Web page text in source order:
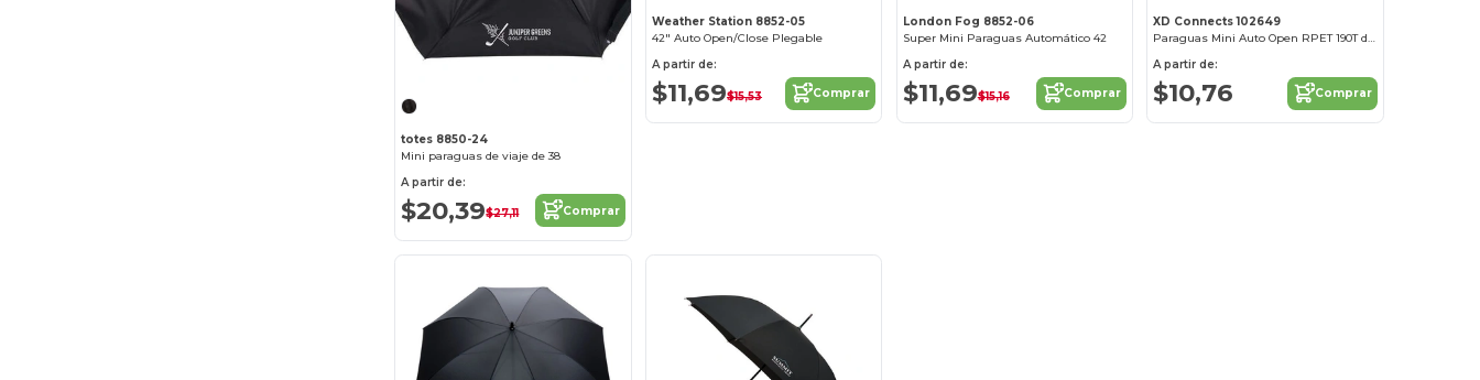
totes 8850-24
Mini paraguas de viaje de 38
A partir de:
$20,39$27,11 Comprar
Weather Station 8852-05
42" Auto Open/Close Plegable
A partir de:
$11,69$15,53 Comprar
London Fog 8852-06
Super Mini Paraguas Automático 42
A partir de:
$11,69$15,16 Comprar
XD Connects 102649
Paraguas Mini Auto Open RPET 190T de 21" AWARE™
A partir de:
$10,76 Comprar